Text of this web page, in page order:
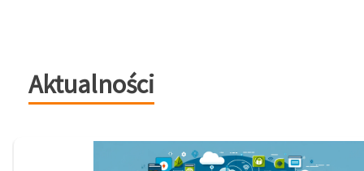
Aktualności